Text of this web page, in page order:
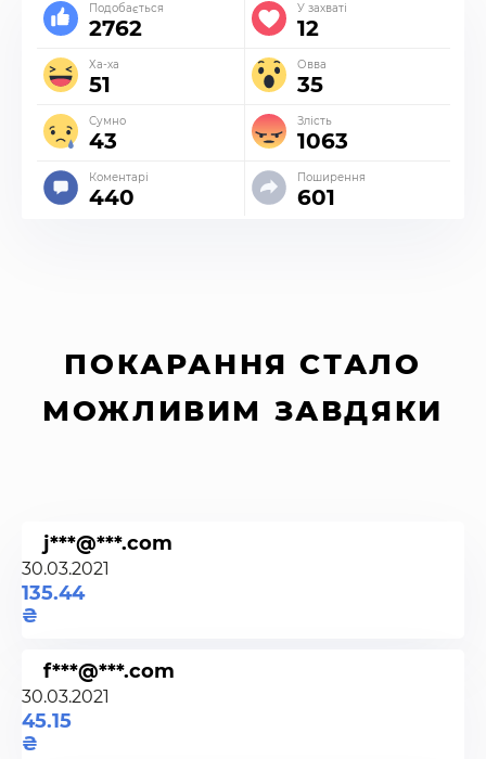
Подобається
2762
У захваті
12
Ха-ха
51
Овва
35
Сумно
43
Злість
1063
Коментарі
440
Поширення
601
ПОКАРАННЯ СТАЛО
МОЖЛИВИМ ЗАВДЯКИ
j***@***.com
30.03.2021
135.44
f***@***.com
30.03.2021
45.15